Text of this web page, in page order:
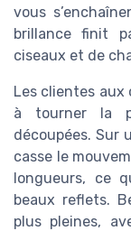
vous
brillance finit
ciseaux et de
Les clientes aux
à tourner la
découpées. Sur
casse le
longueurs, ce
beaux reflets.
plus pleines,